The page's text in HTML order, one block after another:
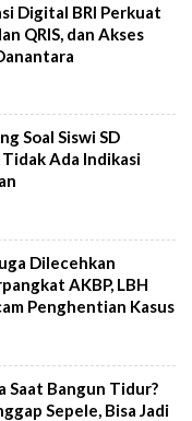
Digital BRI Perkuat
QRIS, dan Akses
Soal Siswi SD
Ada Indikasi
Dilecehkan
AKBP, LBH
Penghentian Kasus
Saat Bangun Tidur?
Sepele, Bisa Jadi